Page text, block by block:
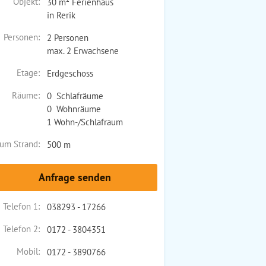
in Rerik
Personen:
2 Personen
max. 2 Erwachsene
Etage:
Erdgeschoss
Räume:
0 Schlafräume
0 Wohnräume
1 Wohn-/Schlafraum
Strand:
500 m
Anfrage senden
Telefon 1:
038293 - 17266
Telefon 2:
0172 - 3804351
Mobil:
0172 - 3890766